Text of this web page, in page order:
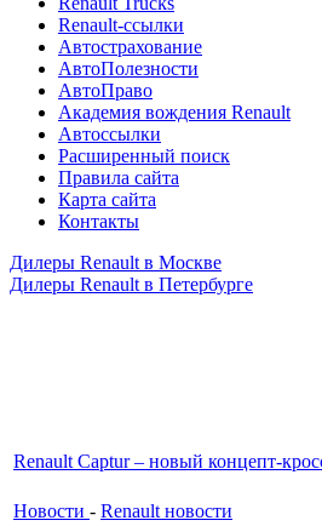
Renault-ссылки
Автострахование
АвтоПолезности
АвтоПраво
Академия вождения Renault
Автоссылки
Расширенный поиск
Правила сайта
Карта сайта
Контакты
Дилеры Renault в Москве
Дилеры Renault в Петербурге
Renault Captur – новый концепт-
Новости - Renault новости